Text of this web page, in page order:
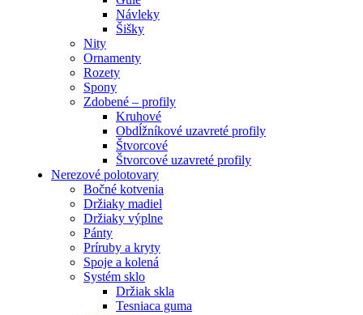
Návleky
Šišky
Nity
Ornamenty
Rozety
Spony
Zdobené – profily
Kruhové
Obdĺžníkové uzavreté profily
Štvorcové
Štvorcové uzavreté profily
Nerezové polotovary
Bočné kotvenia
Držiaky madiel
Držiaky výplne
Pánty
Príruby a kryty
Spoje a kolená
Systém sklo
Držiak skla
Tesniaca guma